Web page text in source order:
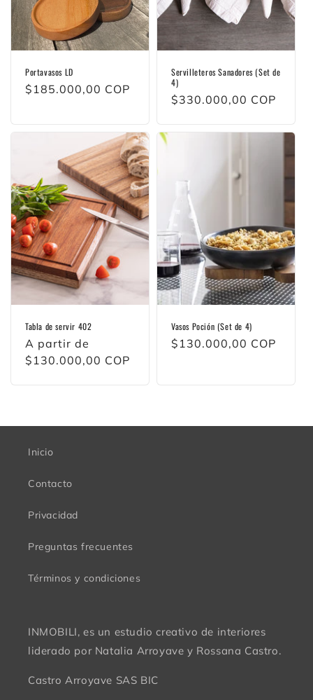
Portavasos LD
Precio
$185.000,00 COP
Servilleteros Sanadores (Set de
4)
Precio
$330.000,00 COP
Tabla de servir 402
Precio
habitual
A partir de
$130.000,00 COP
Vasos Poción (Set de 4)
Precio
$130.000,00 COP
Inicio
Contacto
Privacidad
Preguntas frecuentes
Términos y condiciones
INMOBILI, es un estudio creativo de interiores
liderado por Natalia Arroyave y Rossana Castro.
Castro Arroyave SAS BIC